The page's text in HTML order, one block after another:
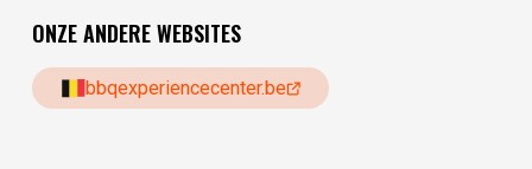
ONZE ANDERE WEBSITES
bbqexperiencecenter.be